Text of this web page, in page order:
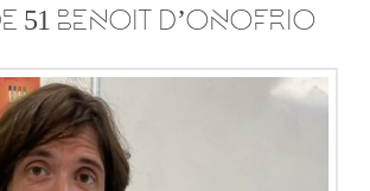
51 BENOIT D’ONOFRIO